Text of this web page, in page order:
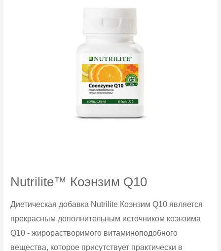
Nutrilite™ Коэнзим Q10
Диетическая добавка Nutrilite Коэнзим Q10 является
прекрасным дополнительным источником коэнзима
Q10 - жирорастворимого витаминоподобного
вещества, которое присутствует практически в